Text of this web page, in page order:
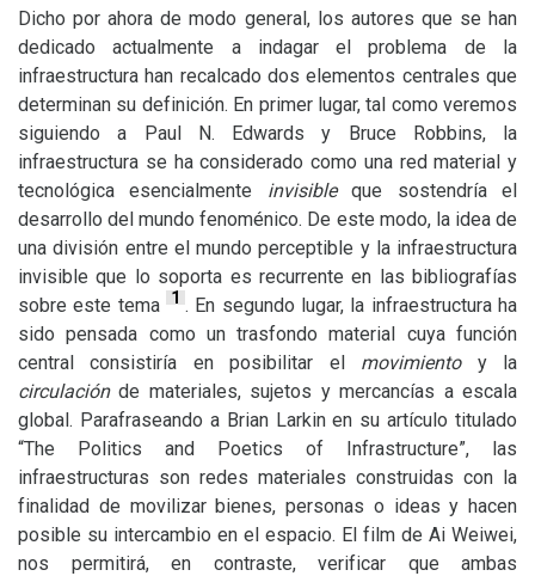
Dicho por ahora de modo general, los autores que se han
dedicado actualmente a indagar el problema de la
infraestructura han recalcado dos elementos centrales que
determinan su definición. En primer lugar, tal como veremos
siguiendo a Paul N. Edwards y Bruce Robbins, la
infraestructura se ha considerado como una red material y
tecnológica esencialmente invisibleque sostendría el
desarrollo del mundo fenoménico. De este modo, la idea de
una división entre el mundo perceptible y la infraestructura
invisible que lo soporta es recurrente en las bibliografías
sobre este tema
1 . En segundo lugar, la infraestructura ha
sido pensada como un trasfondo material cuya función
central consistiría en posibilitar el movimientoy la
circulaciónde materiales, sujetos y mercancías a escala
global. Parafraseando a Brian Larkin en su artículo titulado
“The Politics and Poetics of Infrastructure”, las
infraestructuras son redes materiales construidas con la
finalidad de movilizar bienes, personas o ideas y hacen
posible su intercambio en el espacio. El film de Ai Weiwei,
nos permitirá, en contraste, verificar que ambas